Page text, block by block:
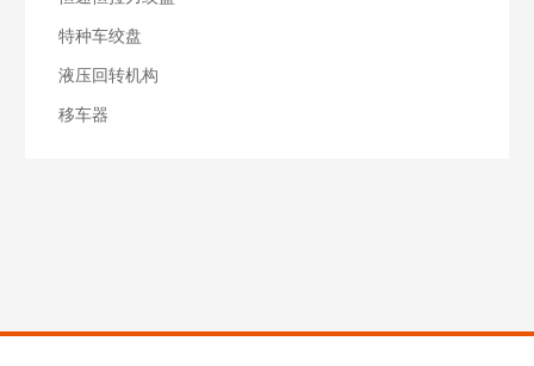
特种车绞盘
液压回转机构
移车器